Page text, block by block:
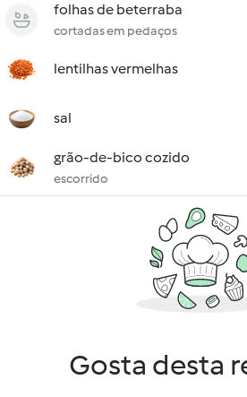
folhas de beterraba
cortadas em pedaços
lentilhas vermelhas
sal
grão-de-bico cozido
escorrido
Gosta desta